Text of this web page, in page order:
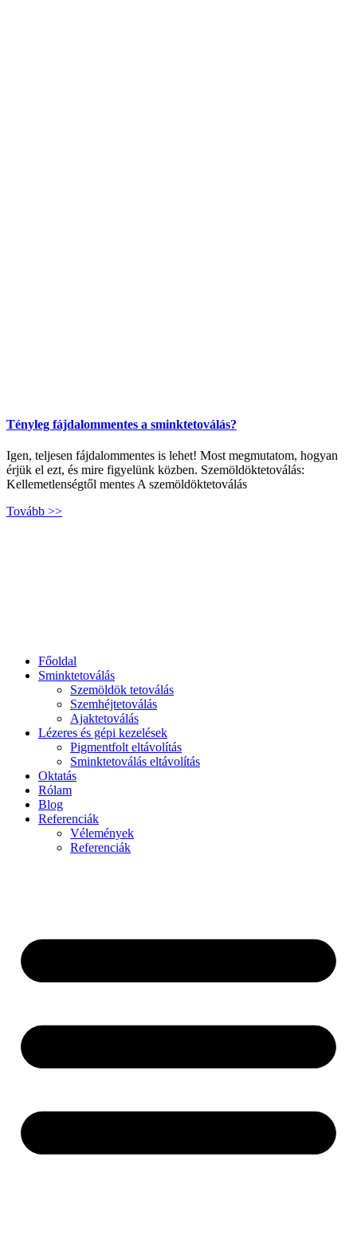
Tényleg fájdalommentes a sminktetoválás?
Igen, teljesen fájdalommentes is lehet! Most megmutatom, hogyan
érjük el ezt, és mire figyelünk közben. Szemöldöktetoválás:
Kellemetlenségtől mentes A szemöldöktetoválás
Tovább >>
Főoldal
Sminktetoválás
Szemöldök tetoválás
Szemhéjtetoválás
Ajaktetoválás
Lézeres és gépi kezelések
Pigmentfolt eltávolítás
Sminktetoválás eltávolítás
Oktatás
Rólam
Blog
Referenciák
Vélemények
Referenciák